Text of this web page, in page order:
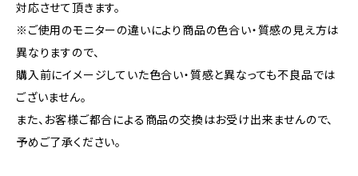
対応させて頂きます。
※ご使用のモニターの違いにより商品の色合い・質感の見え方は
異なりますので、
購入前にイメージしていた色合い・質感と異なっても不良品では
ございません。
また、お客様ご都合による商品の交換はお受け出来ませんので、
予めご了承ください。